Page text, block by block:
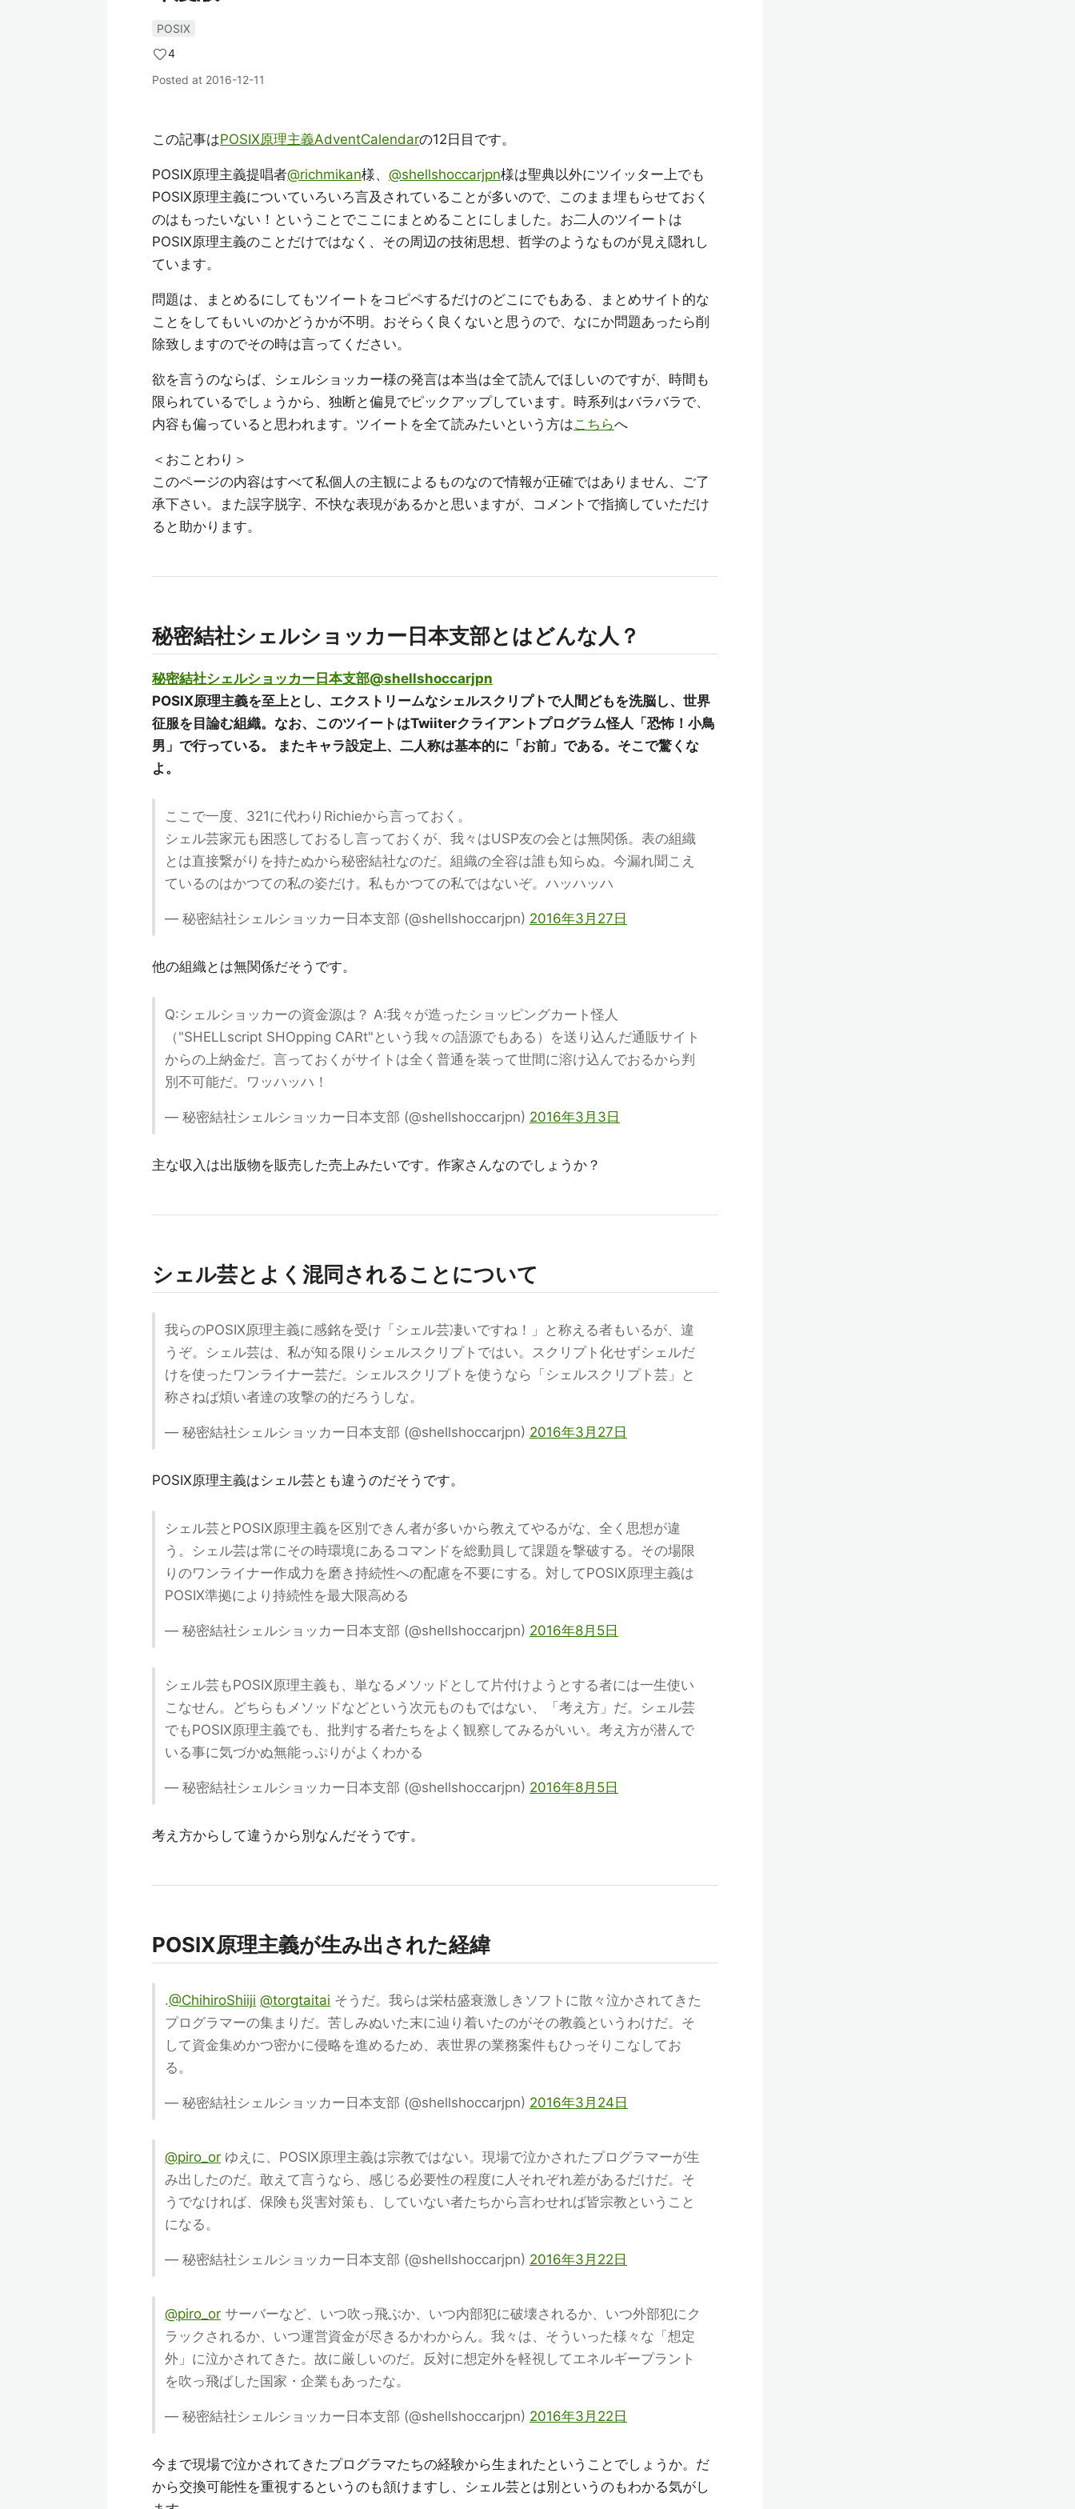
POSIX
4
Posted at 2016-12-11
この記事はPOSIX原理主義AdventCalendarの12日目です。
POSIX原理主義提唱者@richmikan様、 @shellshoccarjpn様は聖典以外にツイッター上でも
POSIX原理主義についていろいろ言及されていることが多いので、このまま埋もらせておく
のはもったいない！ということでここにまとめることにしました。お二人のツイートは
POSIX原理主義のことだけではなく、その周辺の技術思想、哲学のようなものが見え隠れし
ています。
問題は、まとめるにしてもツイートをコピペするだけのどこにでもある、まとめサイト的な
ことをしてもいいのかどうかが不明。おそらく良くないと思うので、なにか問題あったら削
除致しますのでその時は言ってください。
欲を言うのならば、シェルショッカー様の発言は本当は全て読んでほしいのですが、時間も
限られているでしょうから、独断と偏見でピックアップしています。時系列はバラバラで、
内容も偏っていると思われます。ツイートを全て読みたいという方はこちらへ
＜おことわり＞
このページの内容はすべて私個人の主観によるものなので情報が正確ではありません、ご了
承下さい。また誤字脱字、不快な表現があるかと思いますが、コメントで指摘していただけ
ると助かります。
秘密結社シェルショッカー日本支部とはどんな人？
秘密結社シェルショッカー日本支部@shellshoccarjpn
POSIX原理主義を至上とし、エクストリームなシェルスクリプトで人間どもを洗脳し、世界
征服を目論む組織。なお、このツイートはTwiiterクライアントプログラム怪人「恐怖！小鳥
男」で行っている。 またキャラ設定上、二人称は基本的に「お前」である。そこで驚くな
よ。
ここで一度、321に代わりRichieから言っておく。
シェル芸家元も困惑しておるし言っておくが、我々はUSP友の会とは無関係。表の組織
とは直接繋がりを持たぬから秘密結社なのだ。組織の全容は誰も知らぬ。今漏れ聞こえ
ているのはかつての私の姿だけ。私もかつての私ではないぞ。ハッハッハ
— 秘密結社シェルショッカー日本支部 (@shellshoccarjpn) 2016年3月27日
他の組織とは無関係だそうです。
Q:シェルショッカーの資金源は？ A:我々が造ったショッピングカート怪人
（"SHELLscript SHOpping CARt"という我々の語源でもある）を送り込んだ通販サイト
からの上納金だ。言っておくがサイトは全く普通を装って世間に溶け込んでおるから判
別不可能だ。ワッハッハ！
— 秘密結社シェルショッカー日本支部 (@shellshoccarjpn) 2016年3月3日
主な収入は出版物を販売した売上みたいです。作家さんなのでしょうか？
シェル芸とよく混同されることについて
我らのPOSIX原理主義に感銘を受け「シェル芸凄いですね！」と称える者もいるが、違
うぞ。シェル芸は、私が知る限りシェルスクリプトではい。スクリプト化せずシェルだ
けを使ったワンライナー芸だ。シェルスクリプトを使うなら「シェルスクリプト芸」と
称さねば煩い者達の攻撃の的だろうしな。
— 秘密結社シェルショッカー日本支部 (@shellshoccarjpn) 2016年3月27日
POSIX原理主義はシェル芸とも違うのだそうです。
シェル芸とPOSIX原理主義を区別できん者が多いから教えてやるがな、全く思想が違
う。シェル芸は常にその時環境にあるコマンドを総動員して課題を撃破する。その場限
りのワンライナー作成力を磨き持続性への配慮を不要にする。対してPOSIX原理主義は
POSIX準拠により持続性を最大限高める
— 秘密結社シェルショッカー日本支部 (@shellshoccarjpn) 2016年8月5日
シェル芸もPOSIX原理主義も、単なるメソッドとして片付けようとする者には一生使い
こなせん。どちらもメソッドなどという次元ものもではない、「考え方」だ。シェル芸
でもPOSIX原理主義でも、批判する者たちをよく観察してみるがいい。考え方が潜んで
いる事に気づかぬ無能っぷりがよくわかる
— 秘密結社シェルショッカー日本支部 (@shellshoccarjpn) 2016年8月5日
考え方からして違うから別なんだそうです。
POSIX原理主義が生み出された経緯
.@ChihiroShiiji @torgtaitai そうだ。我らは栄枯盛衰激しきソフトに散々泣かされてきた
プログラマーの集まりだ。苦しみぬいた末に辿り着いたのがその教義というわけだ。そ
して資金集めかつ密かに侵略を進めるため、表世界の業務案件もひっそりこなしてお
る。
— 秘密結社シェルショッカー日本支部 (@shellshoccarjpn) 2016年3月24日
@piro_or ゆえに、POSIX原理主義は宗教ではない。現場で泣かされたプログラマーが生
み出したのだ。敢えて言うなら、感じる必要性の程度に人それぞれ差があるだけだ。そ
うでなければ、保険も災害対策も、していない者たちから言わせれば皆宗教ということ
になる。
— 秘密結社シェルショッカー日本支部 (@shellshoccarjpn) 2016年3月22日
@piro_or サーバーなど、いつ吹っ飛ぶか、いつ内部犯に破壊されるか、いつ外部犯にク
ラックされるか、いつ運営資金が尽きるかわからん。我々は、そういった様々な「想定
外」に泣かされてきた。故に厳しいのだ。反対に想定外を軽視してエネルギープラント
を吹っ飛ばした国家・企業もあったな。
— 秘密結社シェルショッカー日本支部 (@shellshoccarjpn) 2016年3月22日
今まで現場で泣かされてきたプログラマたちの経験から生まれたということでしょうか。だ
から交換可能性を重視するというのも頷けますし、シェル芸とは別というのもわかる気がし